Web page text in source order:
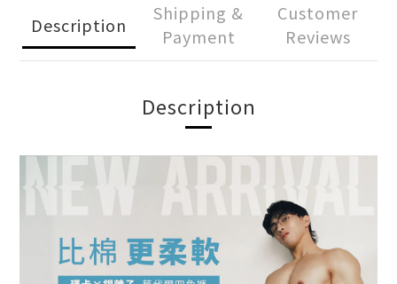
Description
Shipping &
Payment
Customer
Reviews
Description